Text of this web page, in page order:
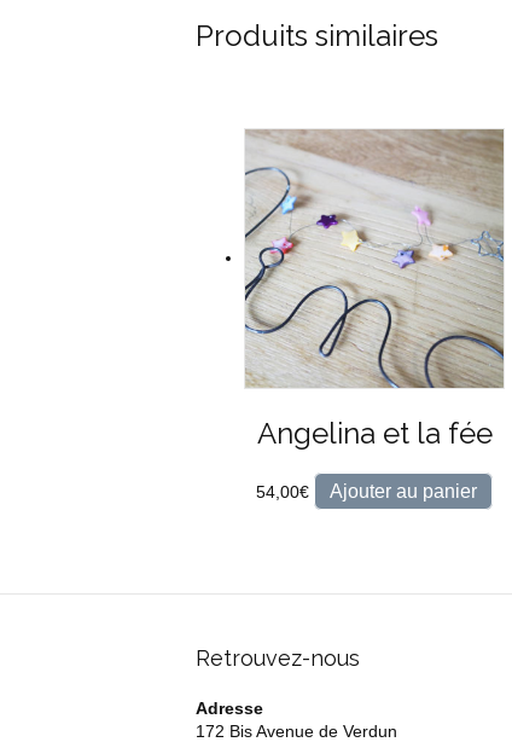
Produits similaires
Angelina et la fée
54,00€ Ajouter au panier
Retrouvez-nous
Adresse
172 Bis Avenue de Verdun